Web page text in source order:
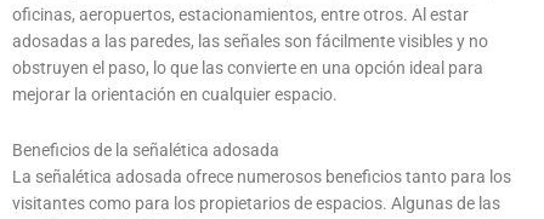
oficinas, aeropuertos, estacionamientos, entre otros. Al estar
adosadas a las paredes, las señales son fácilmente visibles y no
obstruyen el paso, lo que las convierte en una opción ideal para
mejorar la orientación en cualquier espacio.
Beneficios de la señalética adosada
La señalética adosada ofrece numerosos beneficios tanto para los
visitantes como para los propietarios de espacios. Algunas de las